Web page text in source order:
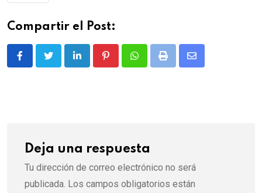
Compartir el Post:
LinkedInPinterestWhatsappPrint
Share
Deja una respuesta
Tu dirección de correo electrónico no será
publicada. Los campos obligatorios están